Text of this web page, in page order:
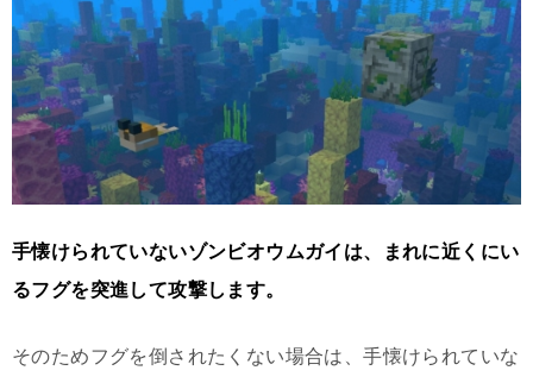
手懐けられていないゾンビオウムガイは、まれに近くにい
るフグを突進して攻撃します。
そのためフグを倒されたくない場合は、手懐けられていな